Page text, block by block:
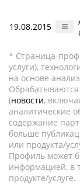
19.08.2015
* Страница-
услуги),
на основе
Обрабатываются
(новости,
аналитические
содержание
больше
или продукта/
Профиль может
информацией, в
продукте/услуге.